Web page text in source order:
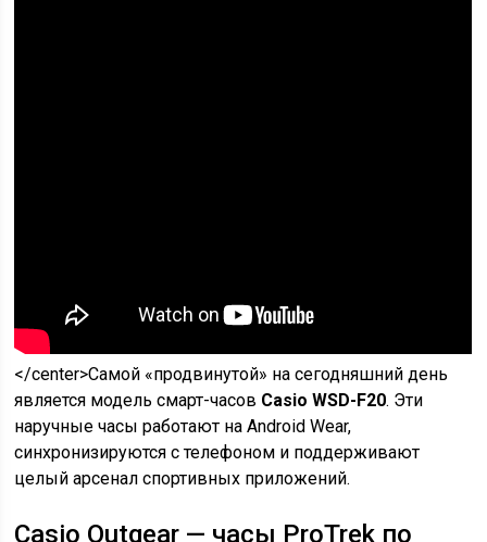
</center>Самой «продвинутой» на сегодняшний день
является модель смарт-часов Casio WSD-F20. Эти
наручные часы работают на Android Wear,
синхронизируются с телефоном и поддерживают
целый арсенал спортивных приложений.
Casio Outgear — часы ProTrek по